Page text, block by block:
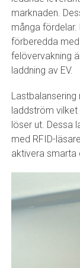
marknaden.
många
förberedda
felövervakning
laddning av EV.
laddström vilket
löser ut. Dessa
med RFID-
aktivera smarta